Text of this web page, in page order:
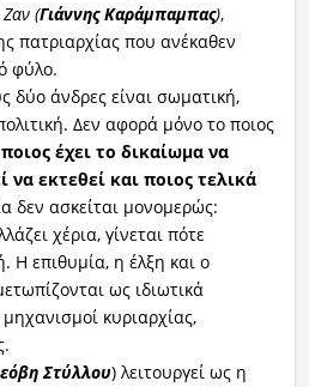
Ζαν (ΓιάννηςΚαράμπαμπας),
πατριαρχίας που ανέκαθεν
φύλο.
δύο άνδρες είναι σωματική,
Δεν αφορά μόνο το ποιος
ποιος έχει το δικαίωμα να
να εκτεθεί και ποιος τελικά
δεν ασκείται μονομερώς:
χέρια, γίνεται πότε
Η επιθυμία, η έλξη και ο
ως ιδιωτικά
κυριαρχίας,
Στύλλου) λειτουργεί ως η